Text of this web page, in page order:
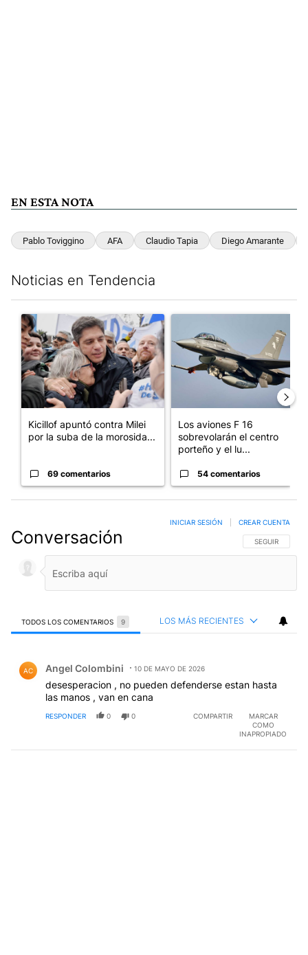
EN ESTA NOTA
Pablo Toviggino AFA Claudio Tapia Diego Amarante
Noticias en Tendencia
Un artículo de tendencia con el título "Kicillof apuntó contra
Kicillof apuntó contra Milei
por la suba de la morosida...
69 comentarios
Los aviones F 16
sobrevolarán el centro
porteño y el lu...
54 comentarios
Conversación SIGA ESTA
SEGUIR
INICIAR SESIÓN CREAR CUENTA
TODOS LOS COMENTARIOS 9 LOS MÁS RECIENTES
AC Angel Colombini 10 DE MAYO DE 2026
desesperacion , no pueden defenderse estan hasta
las manos , van en cana
RESPONDER 0 0 COMPARTIR
MARCAR
COMO
INAPROPIADO